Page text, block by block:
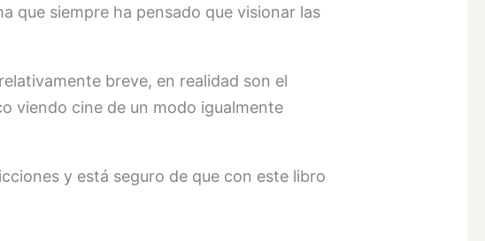
que siempre ha pensado que visionar las
breve, en realidad son el
viendo cine de un modo igualmente
y está seguro de que con este libro